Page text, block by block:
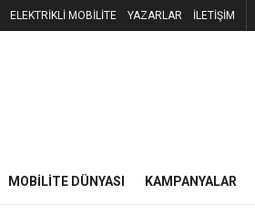
ELEKTRİKLİ MOBİLİTE YAZARLAR İLETİŞİM
MOBİLİTE DÜNYASI KAMPANYALAR